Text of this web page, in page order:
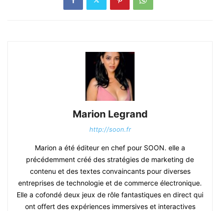
Marion Legrand
http://soon.fr
Marion a été éditeur en chef pour SOON. elle a
précédemment créé des stratégies de marketing de
contenu et des textes convaincants pour diverses
entreprises de technologie et de commerce électronique.
Elle a cofondé deux jeux de rôle fantastiques en direct qui
ont offert des expériences immersives et interactives